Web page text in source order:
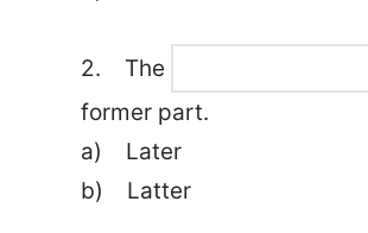
2. The
former part.
a) Later
b) Latter